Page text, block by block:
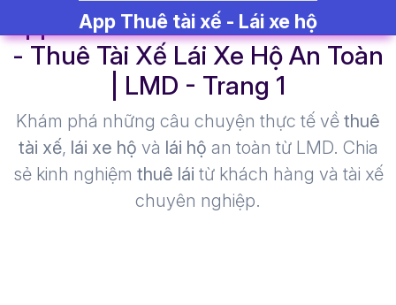
App Thuê tài xế - Lái xe hộ
- Thuê Tài Xế Lái Xe Hộ An Toàn
| LMD - Trang 1​
Khám phá những câu chuyện thực tế về thuê
tài xế, lái xe hộ và lái hộ an toàn từ LMD. Chia
sẻ kinh nghiệm thuê lái từ khách hàng và tài xế
chuyên nghiệp.